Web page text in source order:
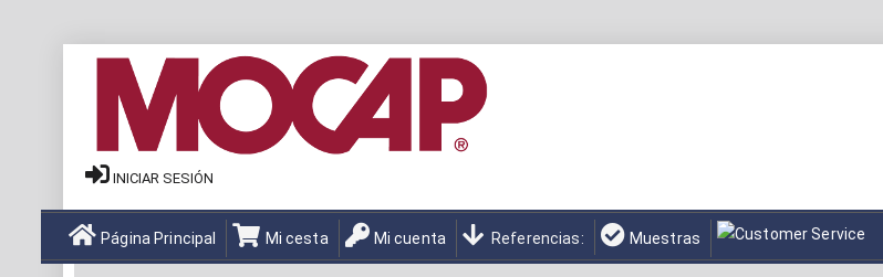
INICIAR SESIÓN
Página Principal Mi cesta Mi cuenta Referencias: Muestras